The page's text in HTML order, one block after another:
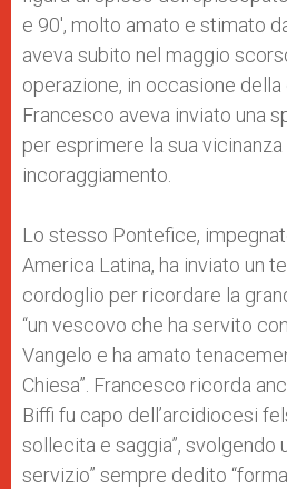
e 90′, molto amato e stimato
aveva subito nel maggio
operazione, in occasione della
Francesco aveva inviato una
per esprimere la sua vicinanza
incoraggiamento.
Lo stesso Pontefice,
America Latina, ha inviato un
cordoglio per ricordare la
“un vescovo che ha servito
Vangelo e ha amato
Chiesa”. Francesco ricorda
Biffi fu capo dell’arcidiocesi
sollecita e saggia”, svolgendo
servizio” sempre dedito